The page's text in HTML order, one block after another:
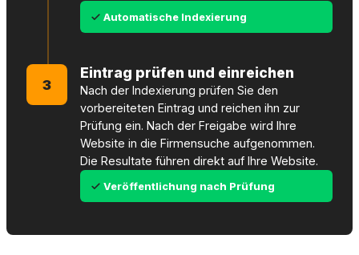
Automatische Indexierung
3
Eintrag prüfen und einreichen
Nach der Indexierung prüfen Sie den
vorbereiteten Eintrag und reichen ihn zur
Prüfung ein. Nach der Freigabe wird Ihre
Website in die Firmensuche aufgenommen.
Die Resultate führen direkt auf Ihre Website.
Veröffentlichung nach Prüfung